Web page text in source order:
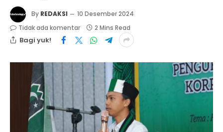
By REDAKSI
10 Desember 2024
Tidak ada komentar
2 Mins Read
Bagi yuk!